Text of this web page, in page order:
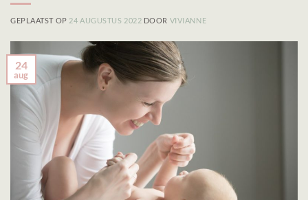
GEPLAATST OP 24 AUGUSTUS 2022 DOOR VIVIANNE
24
aug